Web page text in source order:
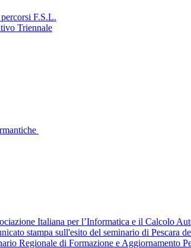
F.S.L.
Triennale
Italiana per l’Informatica e il Calcolo
stampa sull'esito del seminario di Pescara
Regionale di Formazione e Aggiornamento